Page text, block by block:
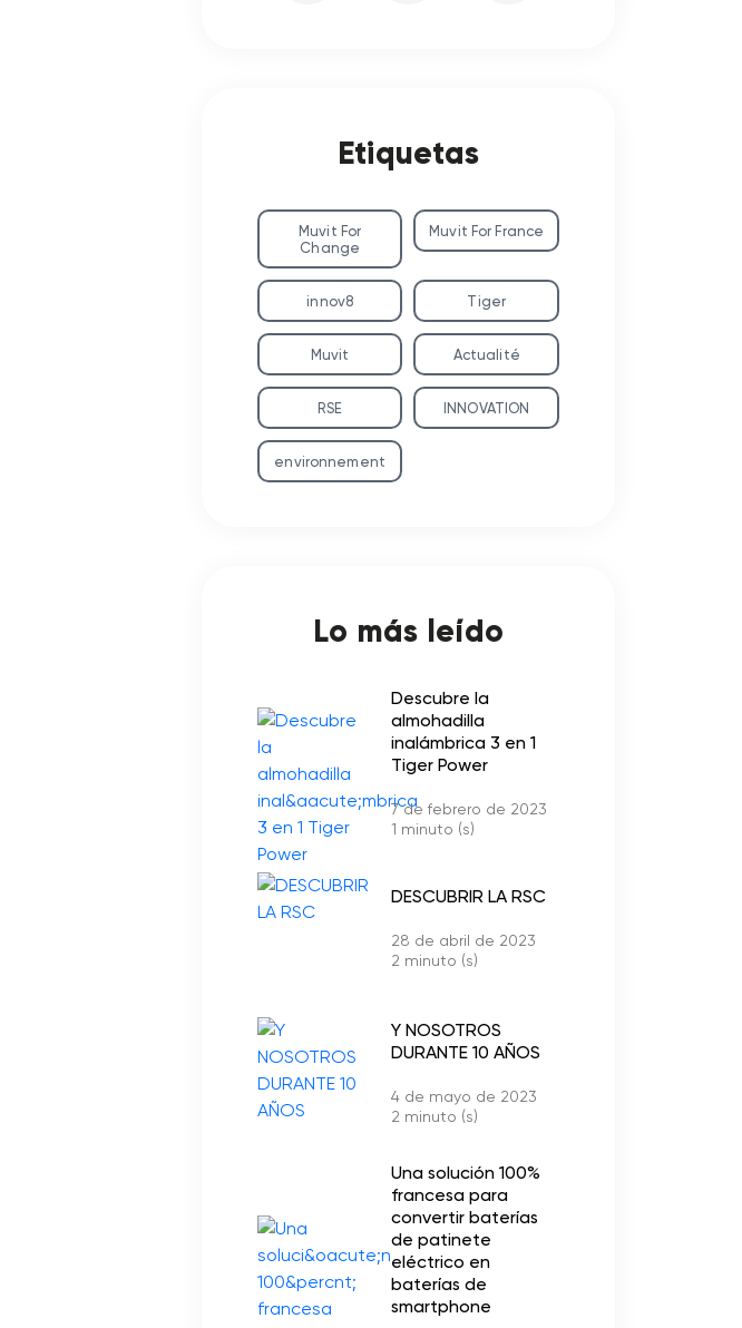
Etiquetas
Muvit For
Change
Muvit For France
innov8 Tiger
Muvit Actualité
RSE INNOVATION
environnement
Lo más leído
Descubre la
almohadilla
inalámbrica 3 en 1
Tiger Power
7 de febrero de 2023
1 minuto (s)
DESCUBRIR LA RSC
28 de abril de 2023
2 minuto (s)
Y NOSOTROS
DURANTE 10 AÑOS
4 de mayo de 2023
2 minuto (s)
Una solución 100%
francesa para
convertir baterías
de patinete
eléctrico en
baterías de
smartphone